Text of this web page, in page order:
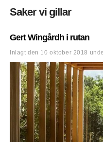
Saker vi gillar
Gert Wingårdh i rutan
Inlagt den 10 oktober 2018